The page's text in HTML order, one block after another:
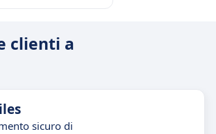
clienti a
sicuro di